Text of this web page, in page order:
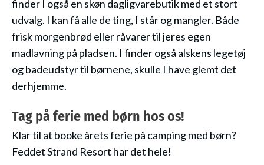
finder I også en skøn dagligvarebutik med et stort
udvalg. I kan få alle de ting, I står og mangler. Både
frisk morgenbrød eller råvarer til jeres egen
madlavning på pladsen. I finder også alskens legetøj
og badeudstyr til børnene, skulle I have glemt det
derhjemme.
Tag på ferie med børn hos os!
Klar til at booke årets ferie på camping med børn?
Feddet Strand Resort har det hele!